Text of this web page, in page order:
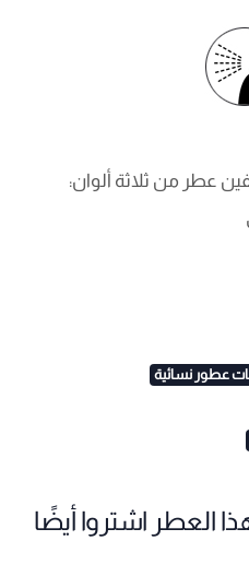
عطر من ثلاثة ألوان:
عطور نسائية
العطر اشتروا أيضًا